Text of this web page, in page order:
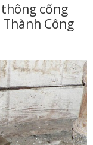
cống
Công